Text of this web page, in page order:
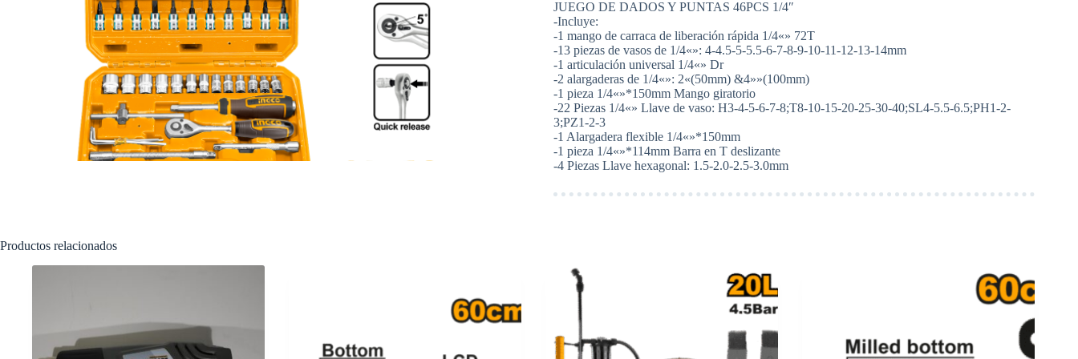
46PCS
1/4"
-
HKTS14462
cantidad
JUEGO DE DADOS Y PUNTAS 46PCS 1/4″
-Incluye:
-1 mango de carraca de liberación rápida 1/4«» 72T
-13 piezas de vasos de 1/4«»: 4-4.5-5-5.5-6-7-8-9-10-11-12-13-14mm
-1 articulación universal 1/4«» Dr
-2 alargaderas de 1/4«»: 2«(50mm) &4»»(100mm)
-1 pieza 1/4«»*150mm Mango giratorio
-22 Piezas 1/4«» Llave de vaso: H3-4-5-6-7-8;T8-10-15-20-25-30-40;SL4-5.5-6.5;PH1-2-
3;PZ1-2-3
-1 Alargadera flexible 1/4«»*150mm
-1 pieza 1/4«»*114mm Barra en T deslizante
-4 Piezas Llave hexagonal: 1.5-2.0-2.5-3.0mm
Productos relacionados